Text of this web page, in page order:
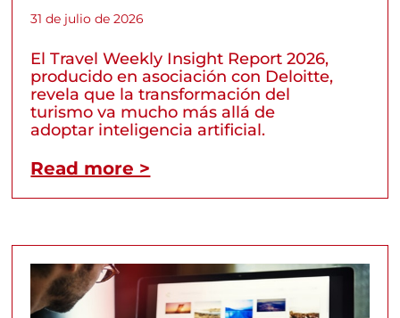
31 de julio de 2026
El Travel Weekly Insight Report 2026,
producido en asociación con Deloitte,
revela que la transformación del
turismo va mucho más allá de
adoptar inteligencia artificial.
Read more >